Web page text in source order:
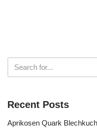
Recent Posts
Aprikosen Quark